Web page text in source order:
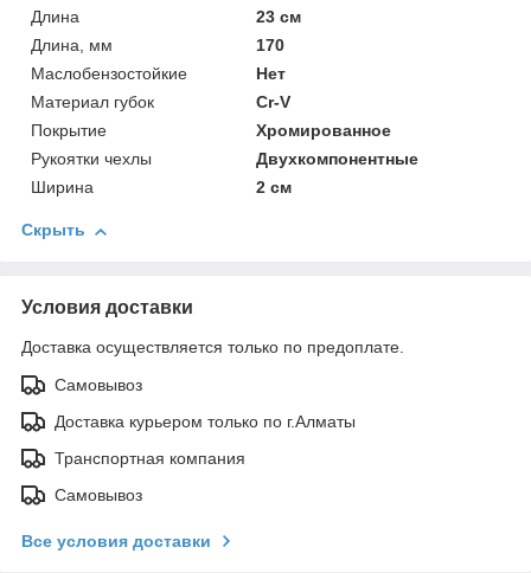
Длина
23 см
Длина, мм
170
Маслобензостойкие
Нет
Материал губок
Cr-V
Покрытие
Хромированное
Рукоятки чехлы
Двухкомпонентные
Ширина
2 см
Скрыть
Условия доставки
Доставка осуществляется только по предоплате.
Самовывоз
Доставка курьером только по г.Алматы
Транспортная компания
Самовывоз
Все условия доставки